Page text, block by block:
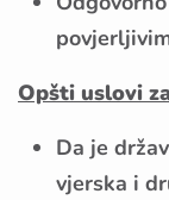
Opšti uslovi
Da je
vjerska i